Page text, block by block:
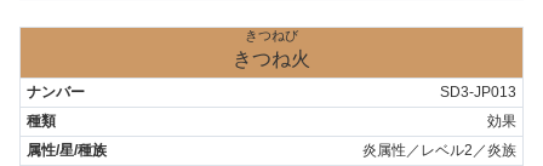
きつねび
きつね火
SD3-JP013
効果
炎属性／レベル2／炎族